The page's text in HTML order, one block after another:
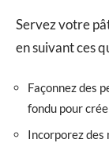
Servez votre
en suivant ces
Façonnez des
fondu pour
Incorporez des